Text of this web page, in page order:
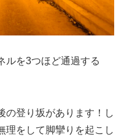
ルを3つほど通過する
の登り坂があります！し
理をして脚攣りを起こし